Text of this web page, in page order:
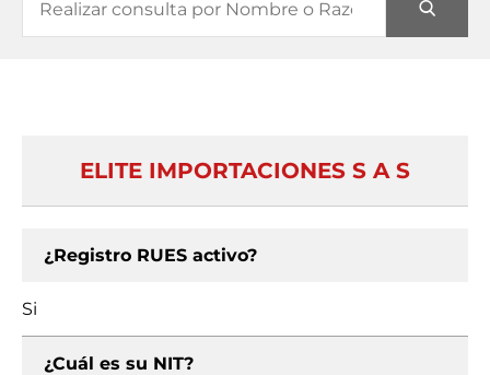
ELITE IMPORTACIONES S A S
¿Registro RUES activo?
Si
¿Cuál es su NIT?